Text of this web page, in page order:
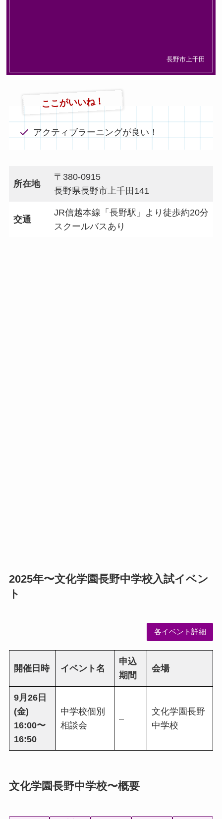
長野市上千田
ここがいいね！
アクティブラーニングが良い！
所在地
〒380-0915
長野県長野市上千田141
交通
JR信越本線「長野駅」より徒歩約20分
スクールバスあり
2025年〜文化学園長野中学校入試イベン
ト
各イベント詳細
開催日時 イベント名
申込
期間
会場
9月26日
(金)
16:00〜
16:50
中学校個別
相談会
–
文化学園長野
中学校
文化学園長野中学校〜概要